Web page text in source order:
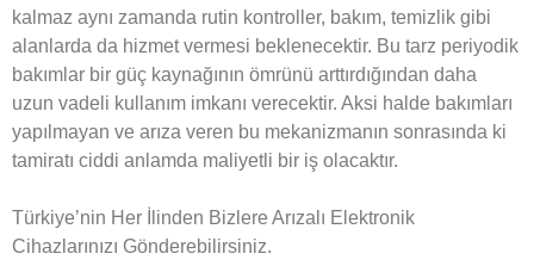
kalmaz aynı zamanda rutin kontroller, bakım, temizlik gibi
alanlarda da hizmet vermesi beklenecektir. Bu tarz periyodik
bakımlar bir güç kaynağının ömrünü arttırdığından daha
uzun vadeli kullanım imkanı verecektir. Aksi halde bakımları
yapılmayan ve arıza veren bu mekanizmanın sonrasında ki
tamiratı ciddi anlamda maliyetli bir iş olacaktır.
Türkiye’nin Her İlinden Bizlere Arızalı Elektronik
Cihazlarınızı Gönderebilirsiniz.